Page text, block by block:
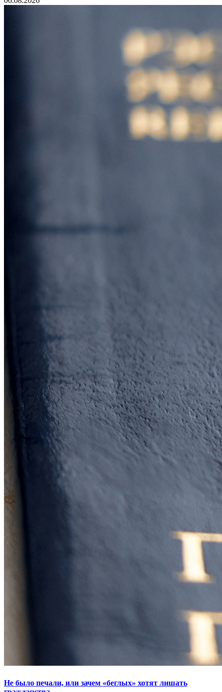
Не было печали, или зачем «беглых» хотят лишать